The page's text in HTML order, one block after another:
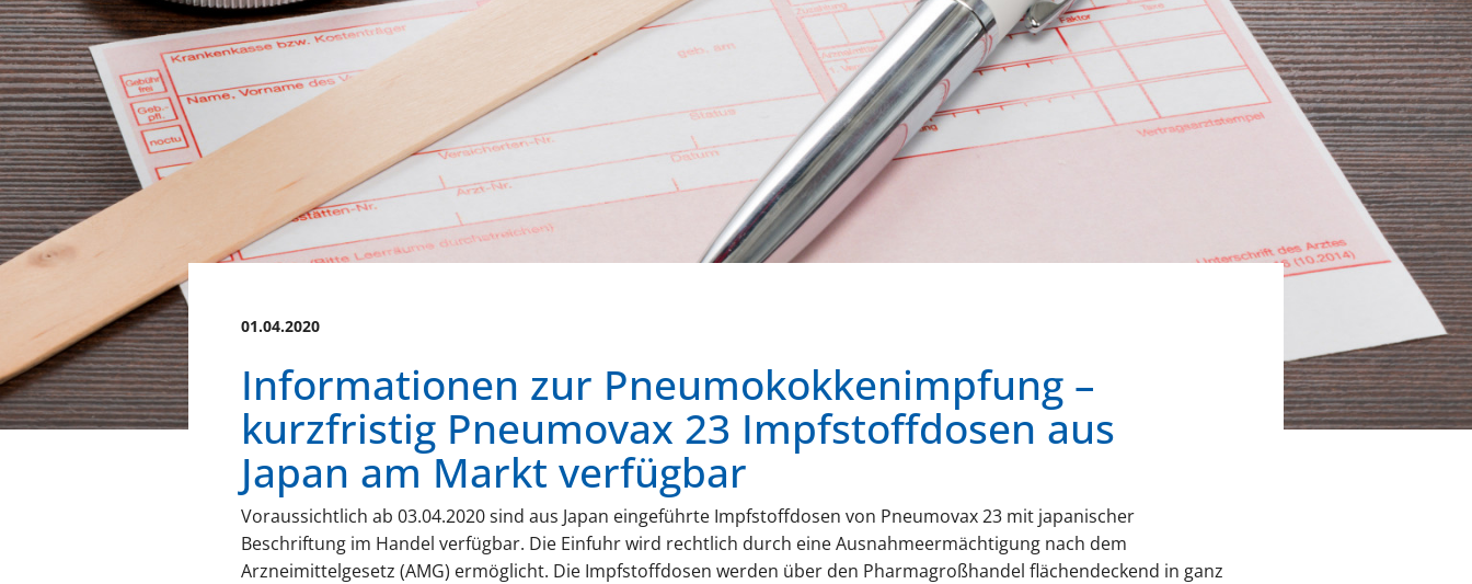
01.04.2020
Informationen zur Pneumokokkenimpfung –
kurzfristig Pneumovax 23 Impfstoffdosen aus
Japan am Markt verfügbar
Voraussichtlich ab 03.04.2020 sind aus Japan eingeführte Impfstoffdosen von Pneumovax 23 mit japanischer
Beschriftung im Handel verfügbar. Die Einfuhr wird rechtlich durch eine Ausnahmeermächtigung nach dem
Arzneimittelgesetz (AMG) ermöglicht. Die Impfstoffdosen werden über den Pharmagroßhandel flächendeckend in ganz